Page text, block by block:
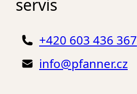
servis
+420 603 436 367
info@pfanner.cz